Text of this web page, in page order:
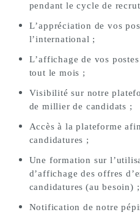
pendant le cycle de
L’appréciation de vos
l’international ;
L’affichage de vos
tout le mois ;
Visibilité sur notre
de millier de candidats ;
Accès à la plateforme
candidatures ;
Une formation sur
d’affichage des offres
candidatures (au besoin) ;
Notification de notre